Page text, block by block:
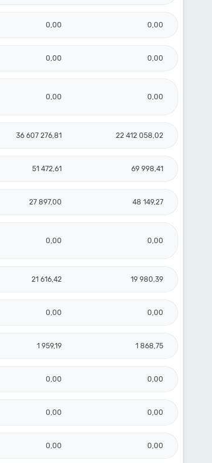
0,00 0,00
0,00 0,00
0,00 0,00
36 607 276,81 22 412 058,02
51 472,61 69 998,41
27 897,00 48 149,27
0,00 0,00
21 616,42 19 980,39
0,00 0,00
1 959,19 1 868,75
0,00 0,00
0,00 0,00
0,00 0,00